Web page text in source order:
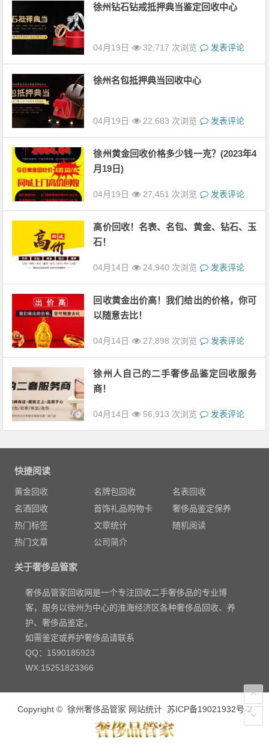
徐州钻石钻戒抵押典当鉴定回收中心
04月19日 32,717 次浏览 发表评论
徐州名包抵押典当回收中心
04月19日 22,683 次浏览 发表评论
徐州黄金回收价格多少钱一克？(2023年4
月19日)
04月19日 27,451 次浏览 发表评论
高价回收！名表、名包、黄金、钻石、玉
石！
04月14日 24,940 次浏览 发表评论
回收黄金出价高！我们给出的价格，你可
以随意去比！
04月14日 27,898 次浏览 发表评论
徐州人自己的二手奢侈品鉴定回收服务
商！
04月14日 56,913 次浏览 发表评论
快捷阅读
黄金回收 名牌包回收
名表回收
名酒回收
首饰礼品购物卡
奢侈品鉴定保养
热门标签
文章统计
随机阅读
热门文章
公司简介
关于奢侈品管家
奢侈品管家回收网是一个专注回收二手奢侈品的专业博
客，服务以徐州为中心的淮海经济区各种奢侈品回收、养
护、奢侈品鉴定。
如需鉴定或养护奢侈品请联系
QQ：1590185923
WX:15251823366
Copyright © 徐州奢侈品管家 网站统计 苏ICP备19021932号-2